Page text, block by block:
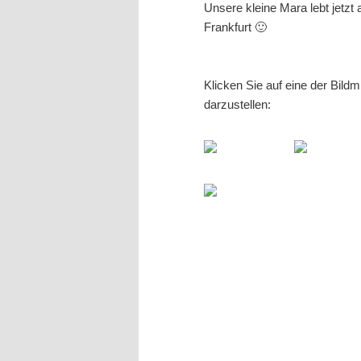
Unsere kleine Mara lebt jetzt
Frankfurt 🙂
Klicken Sie auf eine der
darzustellen: